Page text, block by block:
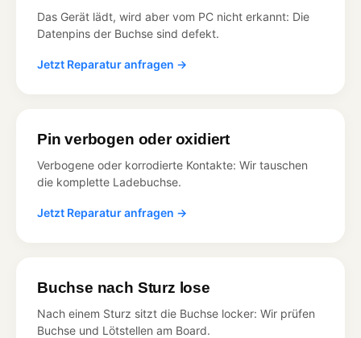
Das Gerät lädt, wird aber vom PC nicht erkannt: Die
Datenpins der Buchse sind defekt.
Jetzt Reparatur anfragen →
Pin verbogen oder oxidiert
Verbogene oder korrodierte Kontakte: Wir tauschen
die komplette Ladebuchse.
Jetzt Reparatur anfragen →
Buchse nach Sturz lose
Nach einem Sturz sitzt die Buchse locker: Wir prüfen
Buchse und Lötstellen am Board.